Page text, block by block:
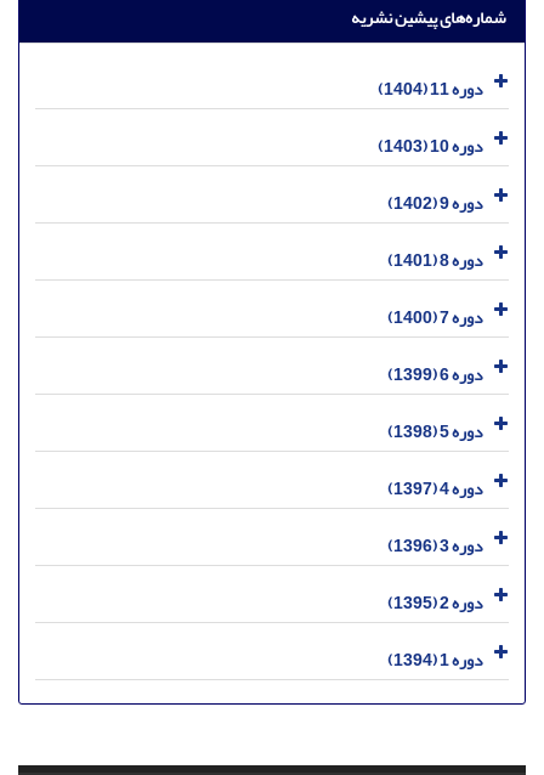
شماره‌های پیشین نشریه
دوره 11 (1404)
دوره 10 (1403)
دوره 9 (1402)
دوره 8 (1401)
دوره 7 (1400)
دوره 6 (1399)
دوره 5 (1398)
دوره 4 (1397)
دوره 3 (1396)
دوره 2 (1395)
دوره 1 (1394)